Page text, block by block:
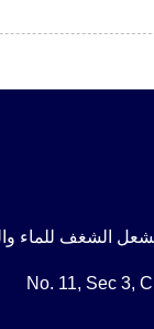
No. 11, Sec 3,